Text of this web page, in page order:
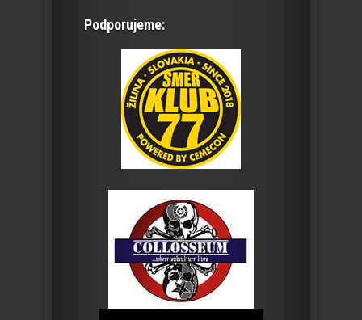
Podporujeme: